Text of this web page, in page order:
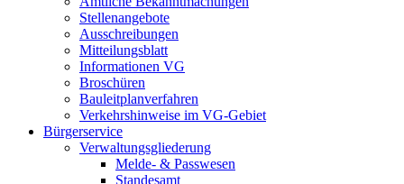
Stellenangebote
Ausschreibungen
Mitteilungsblatt
Informationen VG
Broschüren
Bauleitplanverfahren
Verkehrshinweise im VG-Gebiet
Bürgerservice
Verwaltungsgliederung
Melde- & Passwesen
Standesamt